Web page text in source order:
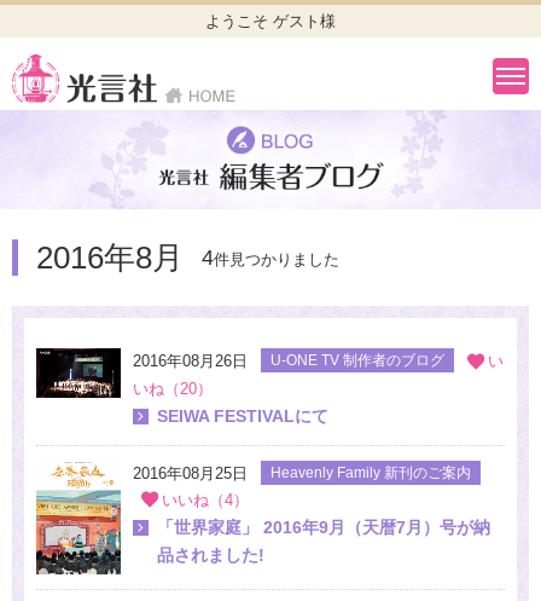
ようこそ ゲスト様
2016年8月 4件見つかりました
2016年08月26日 U-ONE TV 制作者のブログ
い
いね（20）
SEIWA FESTIVALにて
2016年08月25日 Heavenly Family 新刊のご案内
いいね（4）
「世界家庭」 2016年9月（天暦7月）号が納
品されました!